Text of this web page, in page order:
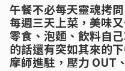
午餐不必每天靈魂拷
每週三天上菜，美味又
零食、泡麵、飲料自
的話還有突如其來的
摩師進駐，壓力 OUT